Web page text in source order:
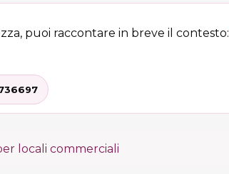
puoi raccontare in breve il contesto:
locali commerciali